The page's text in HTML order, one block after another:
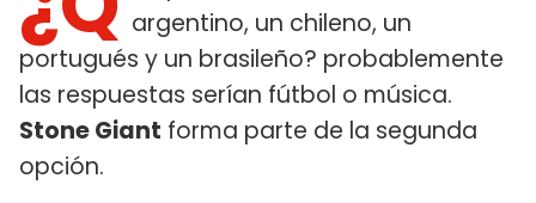
argentino, un chileno, un
portugués y un brasileño? probablemente
las respuestas serían fútbol o música.
Stone Giant forma parte de la segunda
opción.